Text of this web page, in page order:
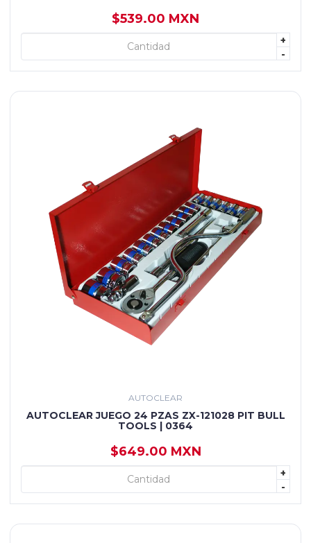
$539.00 MXN
+
-
+ AGREGAR
AUTOCLEAR
AUTOCLEAR JUEGO 24 PZAS ZX-121028 PIT BULL
TOOLS | 0364
$649.00 MXN
+
-
+ AGREGAR